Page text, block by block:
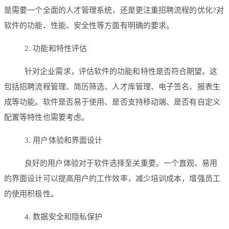
是需要一个全面的人才管理系统，还是更注重招聘流程的优化?对
软件的功能、性能、安全性等方面有明确的要求。
2. 功能和特性评估
针对企业需求，评估软件的功能和特性是否符合期望。这
包括招聘流程管理、简历筛选、人才库管理、电子签名、报表生
成等功能。软件是否易于使用、是否支持移动端、是否有自定义
配置等特性也需要考虑。
3. 用户体验和界面设计
良好的用户体验对于软件选择至关重要。一个直观、易用
的界面设计可以提高用户的工作效率，减少培训成本，增强员工
的使用积极性。
4. 数据安全和隐私保护